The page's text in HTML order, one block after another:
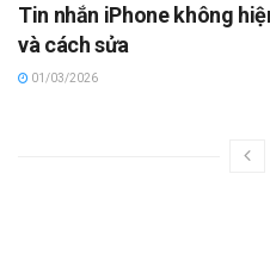
Tin nhắn iPhone không
và cách sửa
01/03/2026